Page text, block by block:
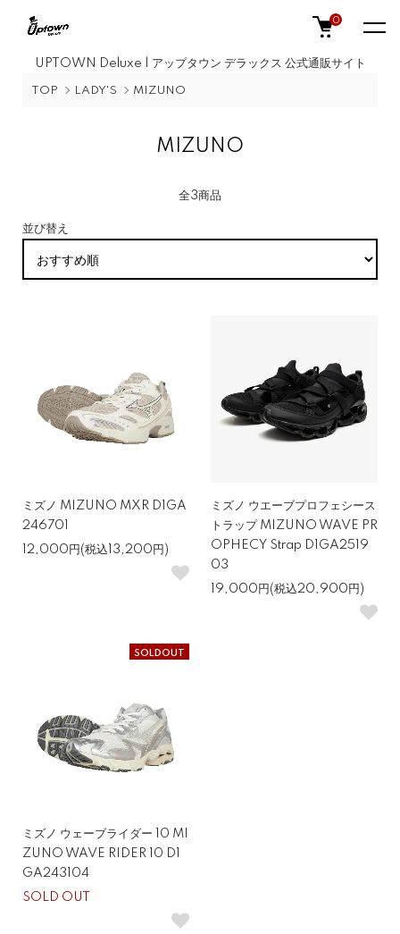
UPTOWN Deluxe | アップタウン デラックス 公式通販サイト
0
TOP LADY'S MIZUNO
MIZUNO
全3商品
並び替え
ミズノ MIZUNO MXR D1GA
246701
12,000円(税込13,200円)
ミズノ ウエーブプロフェシース
トラップ MIZUNO WAVE PR
OPHECY Strap D1GA2519
03
19,000円(税込20,900円)
SOLDOUT
ミズノ ウェーブライダー 10 MI
ZUNO WAVE RIDER 10 D1
GA243104
SOLD OUT